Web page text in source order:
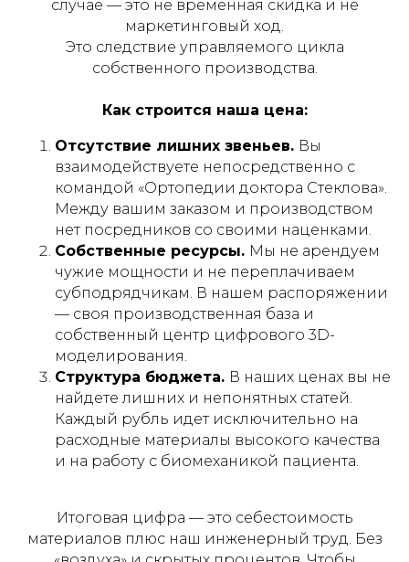
случае — это не временная скидка и не
маркетинговый ход.
Это следствие управляемого цикла
собственного производства.
Как строится наша цена:
Отсутствие лишних звеньев. Вы
взаимодействуете непосредственно с
командой «Ортопедии доктора Стеклова».
Между вашим заказом и производством
нет посредников со своими наценками.
Собственные ресурсы. Мы не арендуем
чужие мощности и не переплачиваем
субподрядчикам. В нашем распоряжении
— своя производственная база и
собственный центр цифрового 3D-
моделирования.
Структура бюджета. В наших ценах вы не
найдете лишних и непонятных статей.
Каждый рубль идет исключительно на
расходные материалы высокого качества
и на работу с биомеханикой пациента.
Итоговая цифра — это себестоимость
материалов плюс наш инженерный труд. Без